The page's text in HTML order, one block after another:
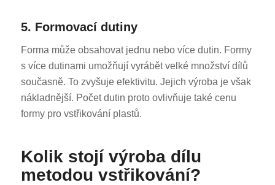
5. Formovací dutiny
Forma může obsahovat jednu nebo více dutin. Formy
s více dutinami umožňují vyrábět velké množství dílů
současně. To zvyšuje efektivitu. Jejich výroba je však
nákladnější. Počet dutin proto ovlivňuje také cenu
formy pro vstřikování plastů.
Kolik stojí výroba dílu
metodou vstřikování?